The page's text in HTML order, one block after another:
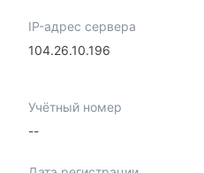
IP-адрес сервера
104.26.10.196
Учётный номер
--